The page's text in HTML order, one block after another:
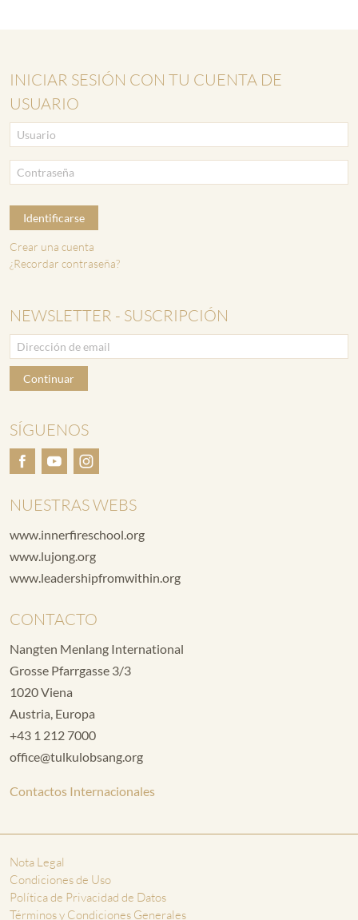
INICIAR SESIÓN CON TU CUENTA DE
USUARIO
Identificarse
Crear una cuenta
¿Recordar contraseña?
NEWSLETTER - SUSCRIPCIÓN
Continuar
SÍGUENOS
NUESTRAS WEBS
www.innerfireschool.org
www.lujong.org
www.leadershipfromwithin.org
CONTACTO
Nangten Menlang International
Grosse Pfarrgasse 3/3
1020 Viena
Austria, Europa
+43 1 212 7000
office@tulkulobsang.org
Contactos Internacionales
Nota Legal
Condiciones de Uso
Política de Privacidad de Datos
Términos y Condiciones Generales